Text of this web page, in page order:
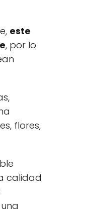
este
, por lo
flores,
calidad